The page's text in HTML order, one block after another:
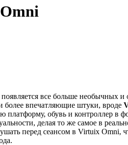
все больше необычных
более впечатляющие штуки, вроде
обувь и контроллер в
делая то же самое в
перед сеансом в Virtuix Omni,